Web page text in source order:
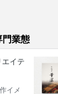
門業態